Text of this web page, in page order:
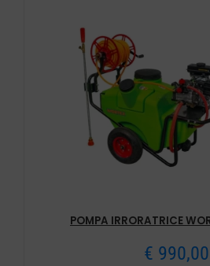
POMPA IRRORATRICE
€ 990,00